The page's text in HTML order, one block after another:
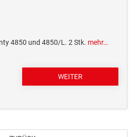
4850 und 4850/L. 2 Stk. mehr…